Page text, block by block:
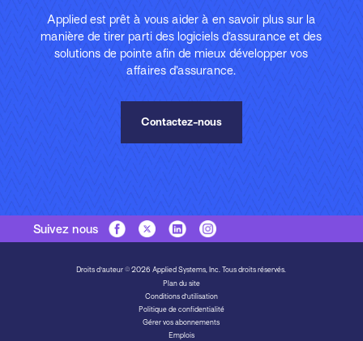
Applied est prêt à vous aider à en savoir plus sur la
manière de tirer parti des logiciels d’assurance et des
solutions de pointe afin de mieux développer vos
affaires d’assurance.
Contactez-nous
Suivez nous
Droits d'auteur © 2026 Applied Systems, Inc. Tous droits réservés.
Plan du site
Conditions d’utilisation
Politique de confidentialité
Gérer vos abonnements
Emplois